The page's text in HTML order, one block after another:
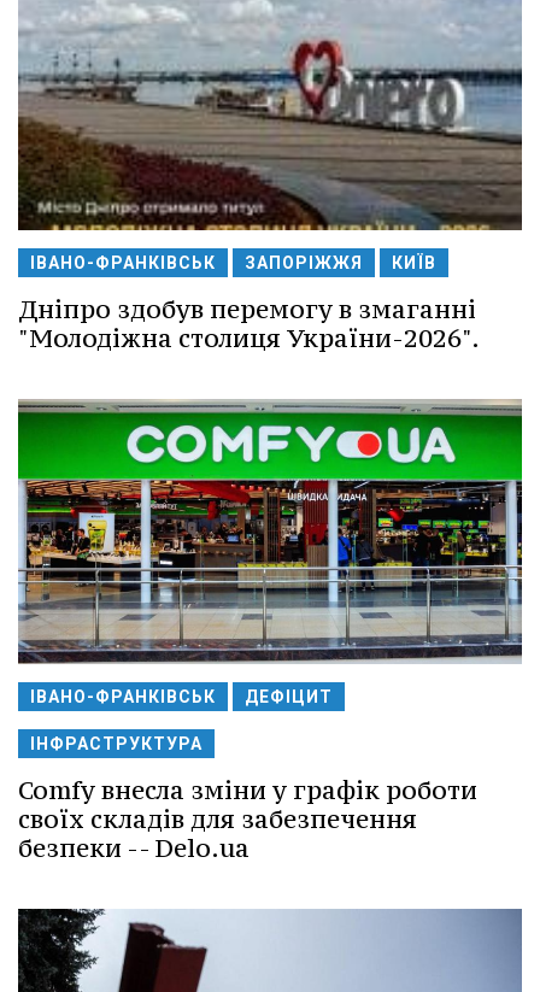
ІВАНО-ФРАНКІВСЬК ЗАПОРІЖЖЯ КИЇВ
Дніпро здобув перемогу в змаганні
"Молодіжна столиця України-2026".
ІВАНО-ФРАНКІВСЬК ДЕФІЦИТ
ІНФРАСТРУКТУРА
Comfy внесла зміни у графік роботи
своїх складів для забезпечення
безпеки -- Delo.ua